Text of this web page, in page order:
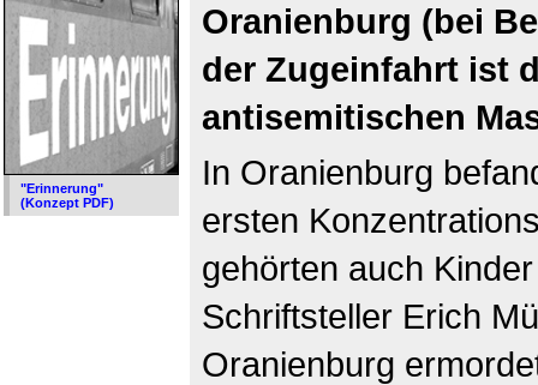
"Erinnerung"
(Konzept PDF)
Oranienburg (bei
der Zugeinfahrt ist
antisemitischen
In Oranienburg
ersten
gehörten auch
Schriftsteller Erich
Oranienburg